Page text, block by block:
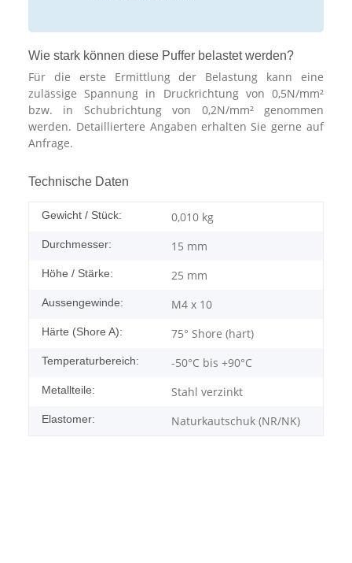
Wie stark können diese Puffer belastet werden?
Für die erste Ermittlung der Belastung kann eine
zulässige Spannung in Druckrichtung von 0,5N/mm²
bzw. in Schubrichtung von 0,2N/mm² genommen
werden. Detailliertere Angaben erhalten Sie gerne auf
Anfrage.
Technische Daten
Gewicht / Stück: 0,010 kg
Durchmesser: 15 mm
Höhe / Stärke: 25 mm
Aussengewinde: M4 x 10
Härte (Shore A): 75° Shore (hart)
Temperaturbereich: -50°C bis +90°C
Metallteile: Stahl verzinkt
Elastomer: Naturkautschuk (NR/NK)